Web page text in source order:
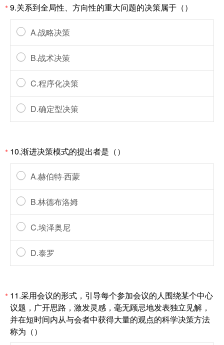
*9.关系到全局性、方向性的重大问题的决策属于（）
A.战略决策
B.战术决策
C.程序化决策
D.确定型决策
* 10.渐进决策模式的提出者是（）
A.赫伯特·西蒙
B.林德布洛姆
C.埃泽奥尼
D.泰罗
* 11.采用会议的形式，引导每个参加会议的人围绕某个中心
议题，广开思路，激发灵感，毫无顾忌地发表独立见解，
并在短时间内从与会者中获得大量的观点的科学决策方法
称为（）